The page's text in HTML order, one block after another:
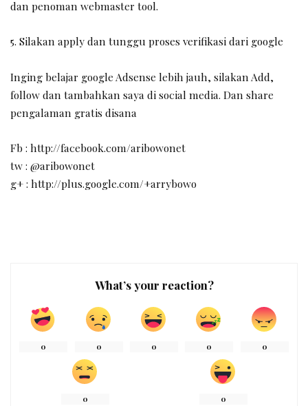
dan penoman webmaster tool.
5. Silakan apply dan tunggu proses verifikasi dari google
Inging belajar google Adsense lebih jauh, silakan Add,
follow dan tambahkan saya di social media. Dan share
pengalaman gratis disana
Fb : http://facebook.com/aribowonet
tw : @aribowonet
g+ : http://plus.google.com/+arrybowo
What’s your reaction?
0 0 0 0 0
0 0